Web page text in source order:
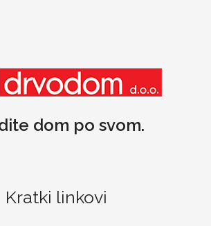
dom po svom.
Kratki linkovi